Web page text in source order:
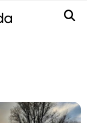
Menu